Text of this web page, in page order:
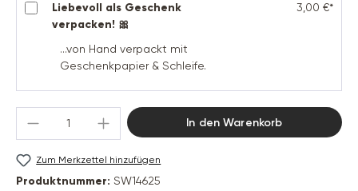
Liebevoll als Geschenk
verpacken! 🎀
...von Hand verpackt mit
Geschenkpapier & Schleife.
3,00 €*
Produkt Anzahl: Gib den gewünschten
In den Warenkorb
Zum Merkzettel hinzufügen
Produktnummer: SW14625